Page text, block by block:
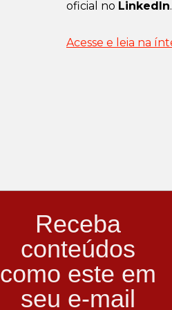
oficial no LinkedIn.
Acesse e leia na
Receba
conteúdos
como este em
seu e-mail